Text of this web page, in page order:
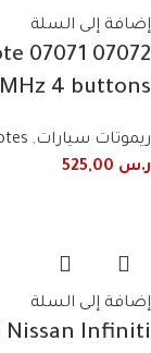
إضافة إلى السلة
4 buttons
ريموتات سيارات,
ر.س
إضافة إلى السلة
Nissan Infiniti